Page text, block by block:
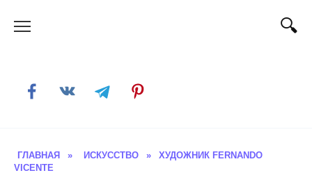
ГЛАВНАЯ » ИСКУССТВО »
ХУДОЖНИК FERNANDO
VICENTE